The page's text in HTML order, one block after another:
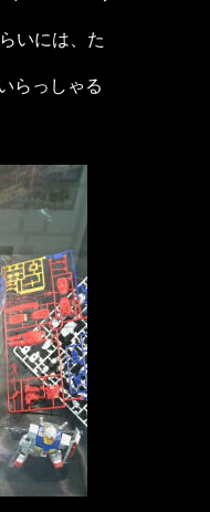
いには、た
らっしゃる